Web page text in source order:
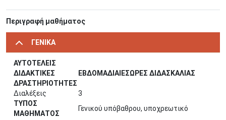
Περιγραφή μαθήματος
ΓΕΝΙΚΑ
ΑΥΤΟΤΕΛΕΙΣ
ΔΙΔΑΚΤΙΚΕΣ
ΔΡΑΣΤΗΡΙΟΤΗΤΕΣ
ΕΒΔΟΜΑΔΙΑΙΕΣΩΡΕΣ ΔΙΔΑΣΚΑΛΙΑΣ
Διαλέξεις
3
ΤΥΠΟΣ
ΜΑΘΗΜΑΤΟΣ
Γενικού υπόβαθρου, υποχρεωτικό